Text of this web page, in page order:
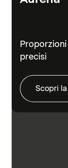
precisi
Scopri